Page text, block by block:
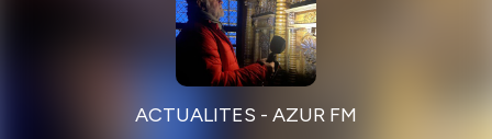
ACTUALITES - AZUR FM